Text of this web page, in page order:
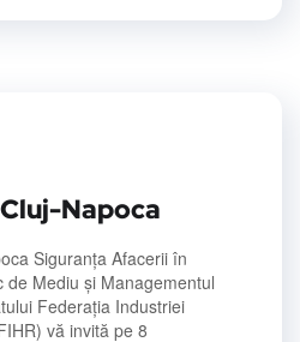
Napoca
Siguranța Afacerii în
de Mediu și Managementul
Federația Industriei
vă invită pe 8